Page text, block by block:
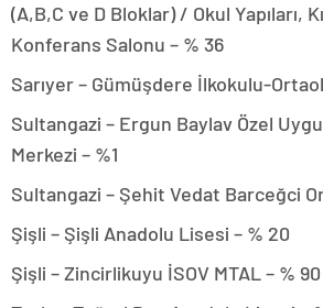
(A,B,C ve D Bloklar) / Okul Yapıları,
Konferans Salonu – % 36
Sarıyer – Gümüşdere İlkokulu-
Sultangazi – Ergun Baylav Özel
Merkezi – %1
Sultangazi – Şehit Vedat Barceğci
Şişli – Şişli Anadolu Lisesi – % 20
Şişli – Zincirlikuyu İSOV MTAL – % 90